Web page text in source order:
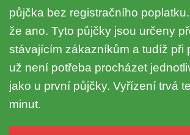
půjčka bez registračního
že ano. Tyto půjčky jsou určeny
stávajícím zákazníkům a tudíž při
už není potřeba procházet
jako u první půjčky. Vyřízení trvá
minut.